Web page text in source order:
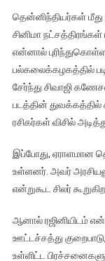
தென்னிந்தியர்கள்
சினிமா
என்னால்
பல்கலைக்கழகத்தில்
சேர்ந்து சிவாஜி
படத்தின் துவக்கத்தில்
ரசிகர்கள் விசில்
இப்போது, ஏராளமான
உள்ளனர். அவர்
என்றுகூட சிலர்
ஆனால் ரஜினியிடம்
ஊட்டச்சத்து குறைபாடு,
உள்ளிட்ட